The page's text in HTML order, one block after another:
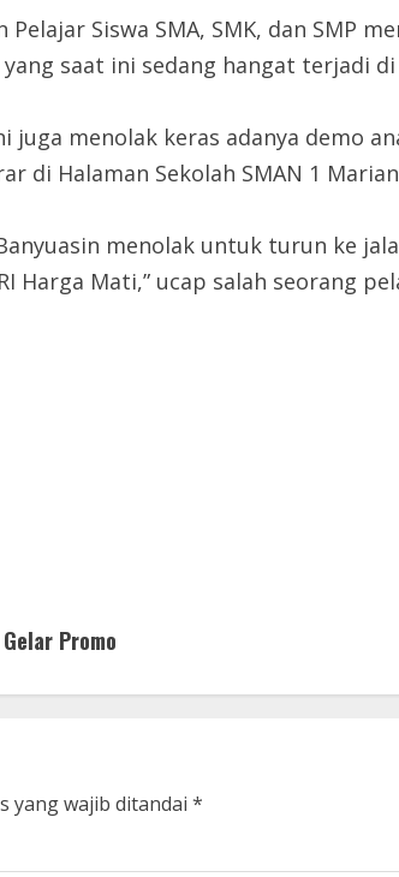
Pelajar Siswa SMA, SMK, dan
saat ini sedang hangat terjadi
menolak keras adanya demo
di Halaman Sekolah SMAN 1
menolak untuk turun ke
Harga Mati,” ucap salah seorang
Promo
yang wajib ditandai *